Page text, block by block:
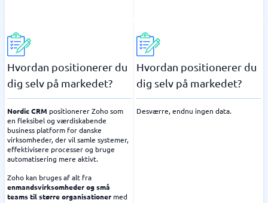
Hvordan positionerer du
dig selv på markedet?
Nordic CRM positionerer Zoho som
en fleksibel og værdiskabende
business platform for danske
virksomheder, der vil samle systemer,
effektivisere processer og bruge
automatisering mere aktivt.
Zoho kan bruges af alt fra
enmandsvirksomheder og små
teams til større organisationer med
Hvordan positionerer du
dig selv på markedet?
Desværre, endnu ingen data.